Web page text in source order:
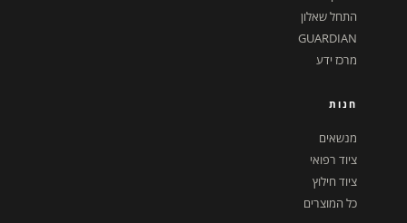
התחל שאלון
GUARDIAN
מרכז ידע
חנות
מנשאים
ציוד רפואי
ציוד חילוץ
כל המוצרים